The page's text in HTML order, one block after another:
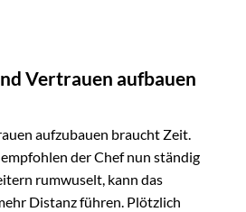
Vertrauen aufbauen
aufzubauen braucht Zeit.
der Chef nun ständig
rumwuselt, kann das
Distanz führen. Plötzlich